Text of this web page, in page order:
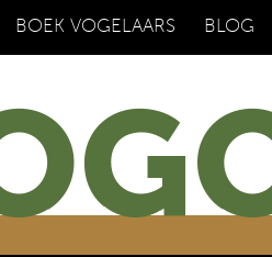
BOEK VOGELAARS BLOG